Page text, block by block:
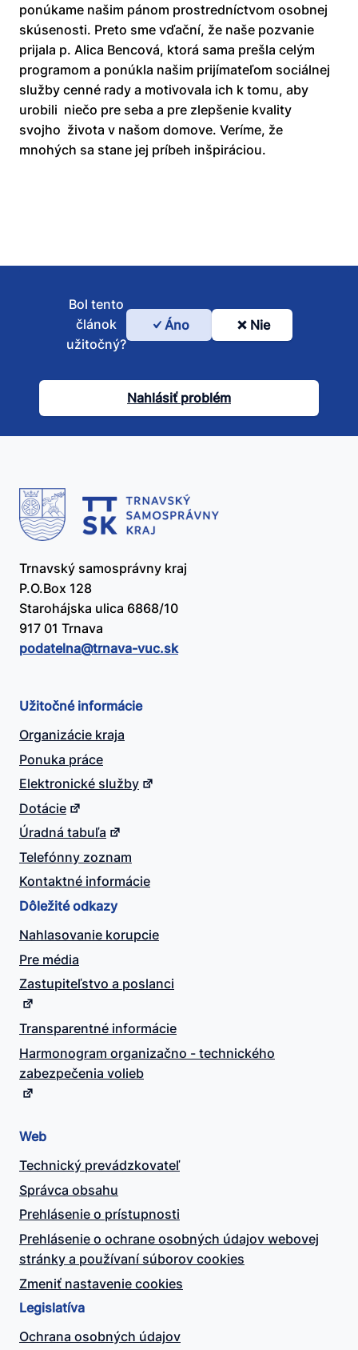
ponúkame našim pánom prostredníctvom osobnej
skúsenosti. Preto sme vďační, že naše pozvanie
prijala p. Alica Bencová, ktorá sama prešla celým
programom a ponúkla našim prijímateľom sociálnej
služby cenné rady a motivovala ich k tomu, aby
urobili niečo pre seba a pre zlepšenie kvality
svojho života v našom domove. Veríme, že
mnohých sa stane jej príbeh inšpiráciou.
Bol
článok
užitočný?
Bol tento
článok
užitočný?
Áno Nie
Nahlásiť problém
Trnavský samosprávny kraj
P.O.Box 128
Starohájska ulica 6868/10
917 01 Trnava
podatelna@​trnava-vuc.sk
Užitočné informácie
Organizácie kraja
Ponuka práce
Elektronické služby
Dotácie
Úradná tabuľa
Telefónny zoznam
Kontaktné informácie
Dôležité odkazy
Nahlasovanie korupcie
Pre média
Zastupiteľstvo a poslanci
Transparentné informácie
Harmonogram organizačno - technického
zabezpečenia volieb
Web
Technický prevádzkovateľ
Správca obsahu
Prehlásenie o prístupnosti
Prehlásenie o ochrane osobných údajov webovej
stránky a používaní súborov cookies
Zmeniť nastavenie cookies
Legislatíva
Ochrana osobných údajov